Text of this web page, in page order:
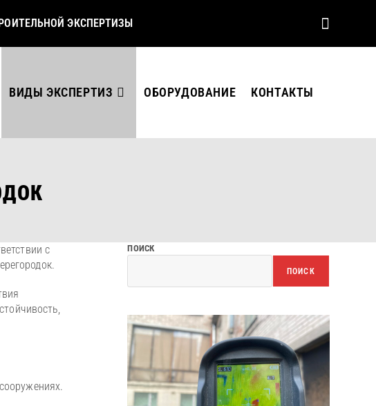
ЭКСПЕРТИЗЫ
ВИДЫ ЭКСПЕРТИЗ ОБОРУДОВАНИЕ КОНТАКТЫ
с
ПОИСК
ПОИСК